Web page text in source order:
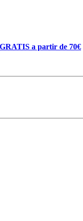
a partir de 70€